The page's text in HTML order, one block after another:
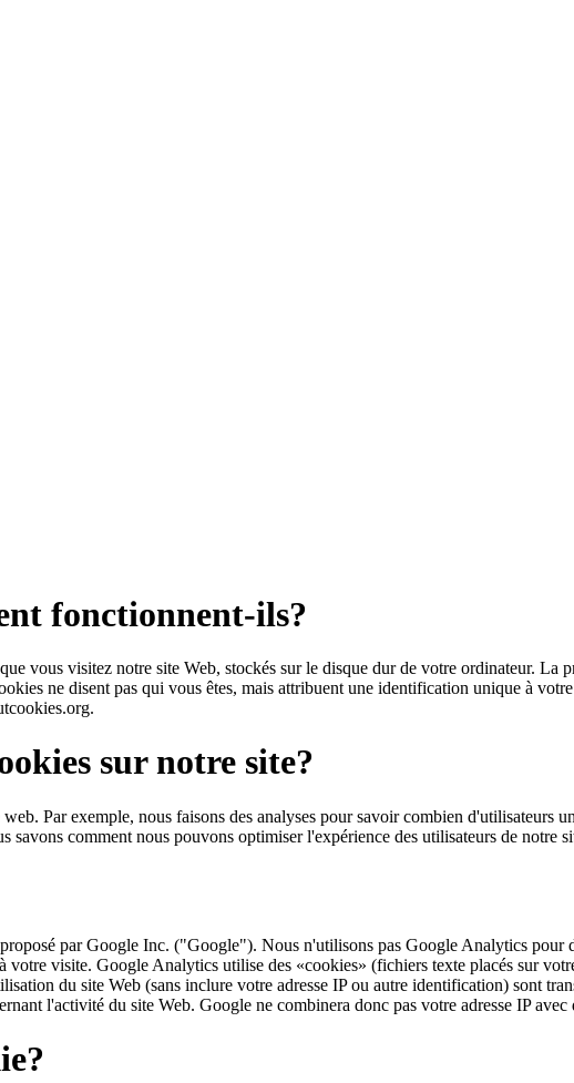
fonctionnent-ils?
vous visitez notre site Web, stockés sur le disque dur de votre ordinateur.
ne disent pas qui vous êtes, mais attribuent une identification unique à
sur notre site?
Par exemple, nous faisons des analyses pour savoir combien d'utilisateurs
comment nous pouvons optimiser l'expérience des utilisateurs de notre
par Google Inc. ("Google"). Nous n'utilisons pas Google Analytics pour
votre visite. Google Analytics utilise des «cookies» (fichiers texte placés sur
du site Web (sans inclure votre adresse IP ou autre identification) sont
l'activité du site Web. Google ne combinera donc pas votre adresse IP avec